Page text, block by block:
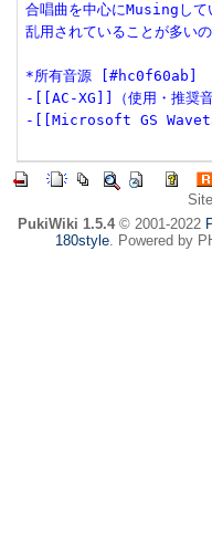
合唱曲を中心にMusingし
乱用されていることが多い
*所有音源 [#hc0f60ab]
-[[AC-XG]]（使用・推奨音
-[[Microsoft GS
PukiWiki 1.5.4© 2001-2022
180style. Powered by